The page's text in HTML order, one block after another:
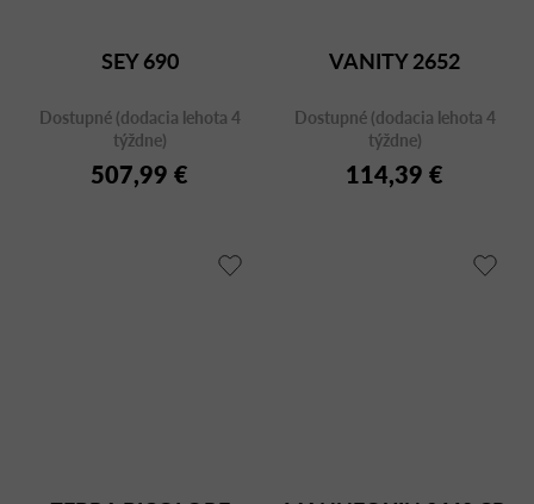
SEY 690
Dostupné (dodacia lehota 4
týždne)
507,99 €
VANITY 2652
Dostupné (dodacia lehota 4
týždne)
114,39 €